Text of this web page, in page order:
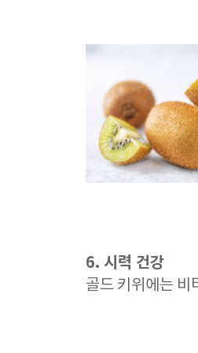
6. 시력 건강
골드 키위에는 비